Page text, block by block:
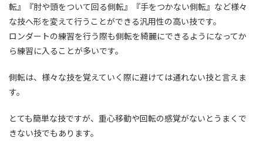
転』『肘や頭をついて回る側転』『手をつかない側転』など様々
な技へ形を変えて行うことができる汎用性の高い技です。
ロンダートの練習を行う際も側転を綺麗にできるようになってか
ら練習に入ることが多いです。
側転は、様々な技を覚えていく際に避けては通れない技と言えま
す。
とても簡単な技ですが、重心移動や回転の感覚がないとうまくで
きない技でもあります。